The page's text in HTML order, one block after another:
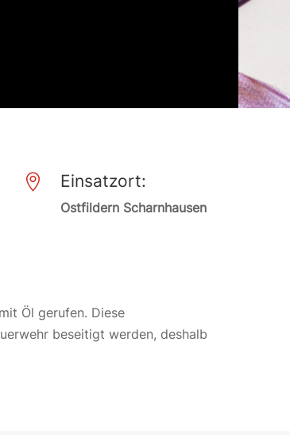
 Einsatzort:
Ostfildern Scharnhausen
Öl gerufen. Diese
beseitigt werden, deshalb